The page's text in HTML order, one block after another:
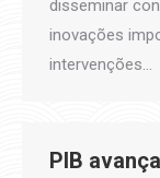
disseminar
inovações
intervenções…
PIB